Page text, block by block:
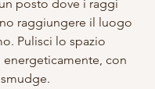
posto dove i raggi
raggiungere il luogo
Pulisci lo spazio
con